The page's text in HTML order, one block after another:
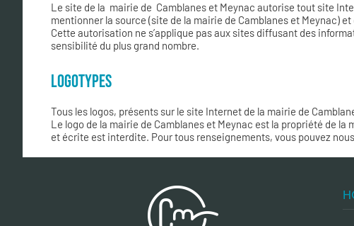
Le site de la mairie de Camblanes et Meynac autorise tout site
mentionner la source (site de la mairie de Camblanes et Meynac)
Cette autorisation ne s’applique pas aux sites diffusant des
sensibilité du plus grand nombre.
LOGOTYPES
Tous les logos, présents sur le site Internet de la mairie de
Le logo de la mairie de Camblanes et Meynac est la propriété de
et écrite est interdite. Pour tous renseignements, vous pouvez